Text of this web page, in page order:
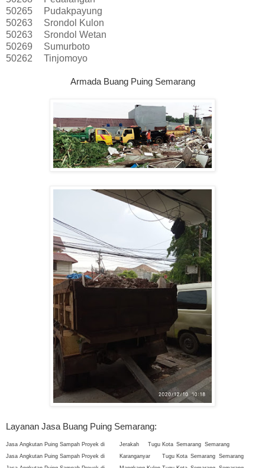
50265
Pudakpayung
50263
Srondol Kulon
50263
Srondol Wetan
50269
Sumurboto
50262
Tinjomoyo
Armada Buang Puing Semarang
Layanan Jasa Buang Puing Semarang:
Jasa Angkutan Puing Sampah Proyek di Jerakah Tugu Kota Semarang Semarang
Jasa Angkutan Puing Sampah Proyek di
Karanganyar Tugu Kota Semarang Semarang